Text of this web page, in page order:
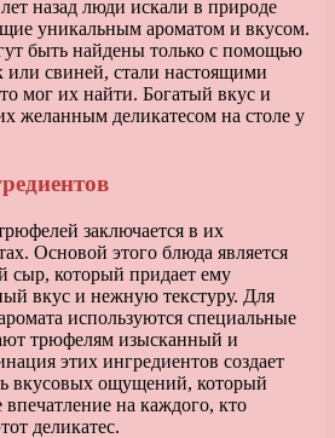
назад люди искали в природе
уникальным ароматом и вкусом.
быть найдены только с помощью
или свиней, стали настоящими
мог их найти. Богатый вкус и
желанным деликатесом на столе у
заключается в их
Основой этого блюда является
сыр, который придает ему
вкус и нежную текстуру. Для
используются специальные
трюфелям изысканный и
этих ингредиентов создает
вкусовых ощущений, который
впечатление на каждого, кто
деликатес.